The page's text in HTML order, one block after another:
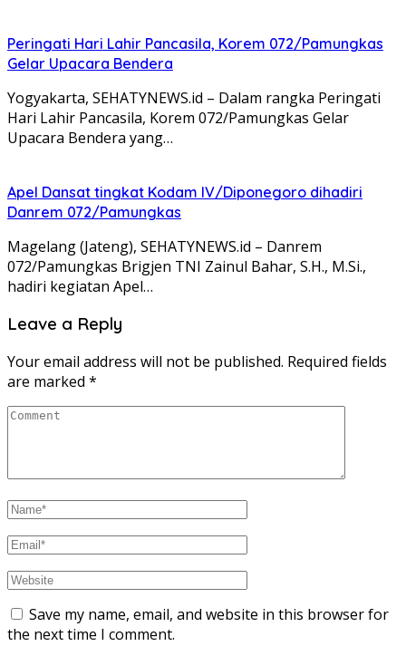
Peringati Hari Lahir Pancasila, Korem 072/Pamungkas
Gelar Upacara Bendera
Yogyakarta, SEHATYNEWS.id – Dalam rangka Peringati
Hari Lahir Pancasila, Korem 072/Pamungkas Gelar
Upacara Bendera yang…
Apel Dansat tingkat Kodam lV/Diponegoro dihadiri
Danrem 072/Pamungkas
Magelang (Jateng), SEHATYNEWS.id – Danrem
072/Pamungkas Brigjen TNI Zainul Bahar, S.H., M.Si.,
hadiri kegiatan Apel…
Leave a Reply
Your email address will not be published. Required fields
are marked *
Save my name, email, and website in this browser for
the next time I comment.